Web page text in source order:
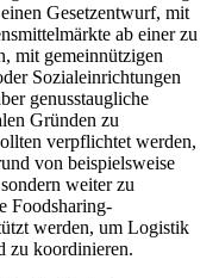
Gesetzentwurf, mit
ab einer zu
mit gemeinnützigen
Sozialeinrichtungen
genusstaugliche
Gründen zu
verpflichtet werden,
von beispielsweise
weiter zu
Foodsharing-
werden, um Logistik
zu koordinieren.